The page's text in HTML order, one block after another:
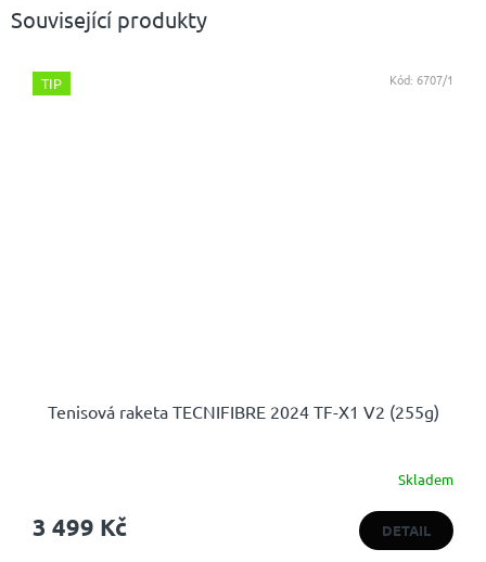
Související produkty
TIP
Tenisová raketa TECNIFIBRE 2024 TF-X1 V2 (255g)
Skladem
3 499 Kč DETAIL
Kód: 6707/1